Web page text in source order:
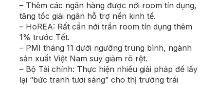
– Thêm các ngân hàng được nới room tín dụng,
tăng tốc giải ngân hỗ trợ nền kinh tế.
– HoREA: Rất cần nới trần room tín dụng thêm
1% trước Tết.
– PMI tháng 11 dưới ngưỡng trung bình, ngành
sản xuất Việt Nam suy giảm rõ rệt.
– Bộ Tài chính: Thực hiện nhiều giải pháp để lấy
lại “bức tranh tươi sáng” cho thị trường trái